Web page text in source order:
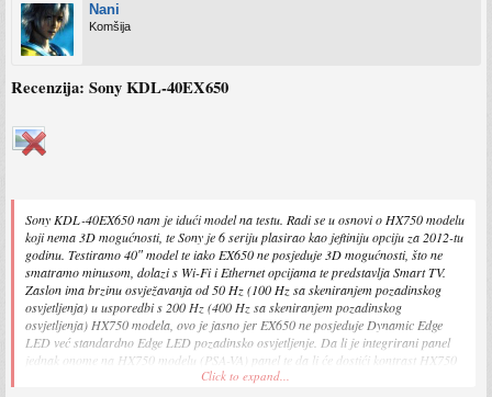
kontrast naravno, pri odluci za najbolji LCD u 2012-toj godini. Za kraj prikazat
ćemo da su gotovo svi recenzenti napravili velike greške prilikom kalibracije
oslanjajući se na Movie mod, koji nije najbolji mod, zasnivajući čitava zapažanja i
Samsung 46ES8000…3, 2, 1…GO!
Nani
Komšija
Recenzija: Sony KDL-40EX650
Sony KDL-40EX650 nam je idući model na testu. Radi se u osnovi o HX750 modelu
koji nema 3D mogućnosti, te Sony je 6 seriju plasirao kao jeftiniju opciju za 2012-tu
godinu. Testiramo 40″ model te iako EX650 ne posjeduje 3D mogućnosti, što ne
smatramo minusom, dolazi s Wi-Fi i Ethernet opcijama te predstavlja Smart TV.
Zaslon ima brzinu osvježavanja od 50 Hz (100 Hz sa skeniranjem pozadinskog
osvjetljenja) u usporedbi s 200 Hz (400 Hz sa skeniranjem pozadinskog
osvjetljenja) HX750 modela, ovo je jasno jer EX650 ne posjeduje Dynamic Edge
LED već standardno Edge LED pozadinsko osvjetljenje. Da li je integrirani panel
jednak onome na HX750 modelu (PSA-VA) panel te da li će dostići kontrast HX750
modela i da li je kvalitet pokretne rezolucije dovoljno dobar da bi vam mogli
Click to expand...